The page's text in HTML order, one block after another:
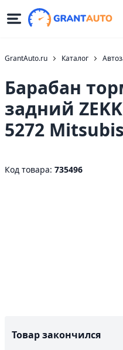
GrantAuto.ru Каталог
Барабан
задний
5272
Код товара: 735496
Товар закончился